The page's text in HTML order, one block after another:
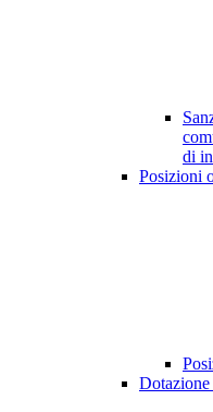
di
Posizioni
Dotazione